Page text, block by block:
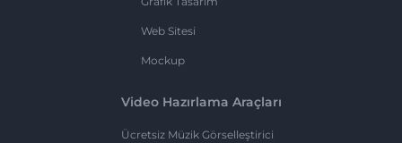
Web Sitesi
Mockup
Video Hazırlama Araçları
Ücretsiz Müzik Görselleştirici